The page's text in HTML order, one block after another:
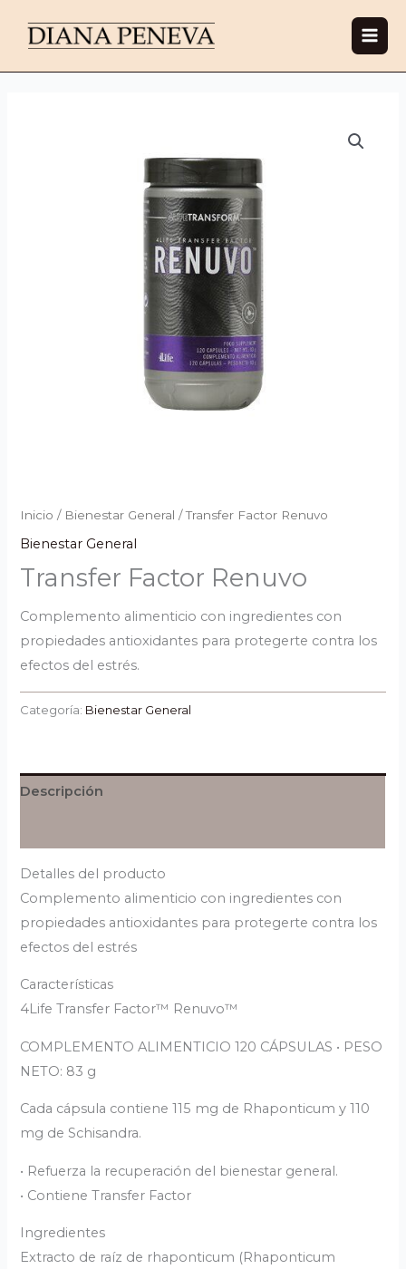
Inicio / Bienestar General / Transfer Factor Renuvo
Bienestar General
Transfer Factor Renuvo
Complemento alimenticio con ingredientes con
propiedades antioxidantes para protegerte contra los
efectos del estrés.
Categoría: Bienestar General
Descripción
Detalles del producto
Complemento alimenticio con ingredientes con
propiedades antioxidantes para protegerte contra los
efectos del estrés
Características
4Life Transfer Factor™ Renuvo™
COMPLEMENTO ALIMENTICIO 120 CÁPSULAS • PESO
NETO: 83 g
Cada cápsula contiene 115 mg de Rhaponticum y 110
mg de Schisandra.
• Refuerza la recuperación del bienestar general.
• Contiene Transfer Factor
Ingredientes
Extracto de raíz de rhaponticum (Rhaponticum